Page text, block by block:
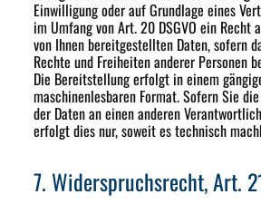
Einwilligung oder auf Grundlage eines
im Umfang von Art. 20 DSGVO ein Recht
von Ihnen bereitgestellten Daten, sofern
Rechte und Freiheiten anderer Personen
Die Bereitstellung erfolgt in einem
maschinenlesbaren Format. Sofern Sie
der Daten an einen anderen
erfolgt dies nur, soweit es technisch
7. Widerspruchsrecht, Art.